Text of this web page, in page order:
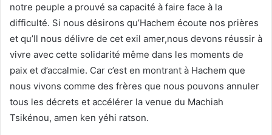
notre peuple a prouvé sa capacité à faire face à la
difficulté. Si nous désirons qu’Hachem écoute nos prières
et qu’Il nous délivre de cet exil amer,nous devons réussir à
vivre avec cette solidarité même dans les moments de
paix et d’accalmie. Car c’est en montrant à Hachem que
nous vivons comme des frères que nous pouvons annuler
tous les décrets et accélérer la venue du Machiah
Tsikénou, amen ken yéhi ratson.